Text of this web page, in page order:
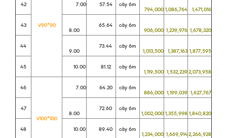
V90*90
42 7.00 57.54 cây 6m
794,000 1,086,764 1,471,016
43
8.00
65.64 cây 6m
906,000 1,239,976 1,678,320
44
9.00
73.44 cây 6m
1,013,500 1,387,163 1,877,595
45 10.00 81.12 cây 6m
1,119,500 1,532,2392,073,958
46
V100*100
7.00 64.20 cây 6m
886,000 1,199,039 1,627,767
47
8.00
72.60 cây 6m
1,002,000 1,355,998 1,840,820
48 10.00 89.40 cây 6m
1,234,000 1,669,9142,266,928